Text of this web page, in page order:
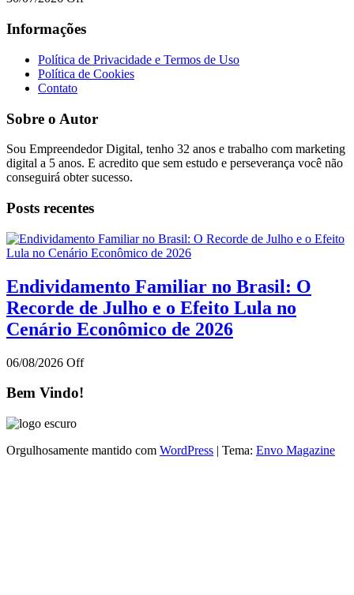
Informações
Política de Privacidade e Termos de Uso
Política de Cookies
Contato
Sobre o Autor
Sou Empreendedor Digital, tenho 32 anos e trabalho com marketing
digital a 5 anos. E acredito que sem estudo e perseverança você não
conseguirá obter sucesso.
Posts recentes
Endividamento Familiar no Brasil: O
Recorde de Julho e o Efeito Lula no
Cenário Econômico de 2026
06/08/2026 Off
Bem Vindo!
Orgulhosamente mantido com WordPress | Tema: Envo Magazine